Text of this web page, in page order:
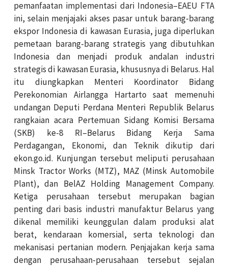
pemanfaatan implementasi dari Indonesia–EAEU FTA
ini, selain menjajaki akses pasar untuk barang-barang
ekspor Indonesia di kawasan Eurasia, juga diperlukan
pemetaan barang-barang strategis yang dibutuhkan
Indonesia dan menjadi produk andalan industri
strategis di kawasan Eurasia, khususnya di Belarus. Hal
itu diungkapkan Menteri Koordinator Bidang
Perekonomian Airlangga Hartarto saat memenuhi
undangan Deputi Perdana Menteri Republik Belarus
rangkaian acara Pertemuan Sidang Komisi Bersama
(SKB) ke-8 RI–Belarus Bidang Kerja Sama
Perdagangan, Ekonomi, dan Teknik dikutip dari
ekon.go.id. Kunjungan tersebut meliputi perusahaan
Minsk Tractor Works (MTZ), MAZ (Minsk Automobile
Plant), dan BelAZ Holding Management Company.
Ketiga perusahaan tersebut merupakan bagian
penting dari basis industri manufaktur Belarus yang
dikenal memiliki keunggulan dalam produksi alat
berat, kendaraan komersial, serta teknologi dan
mekanisasi pertanian modern. Penjajakan kerja sama
dengan perusahaan-perusahaan tersebut sejalan